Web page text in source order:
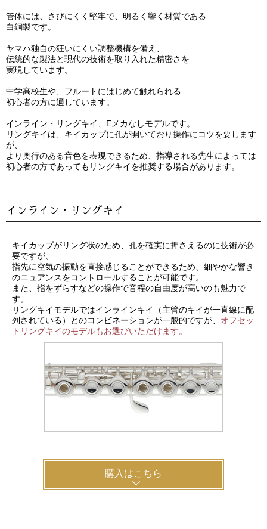
管体には、さびにくく堅牢で、明るく響く材質である
白銅製です。
ヤマハ独自の狂いにくい調整機構を備え、
伝統的な製法と現代の技術を取り入れた精密さを
実現しています。
中学高校生や、フルートにはじめて触れられる
初心者の方に適しています。
インライン・リングキイ、Eメカなしモデルです。
リングキイは、キイカップに孔が開いており操作にコツを要します
が、
より奥行のある音色を表現できるため、指導される先生によっては
初心者の方であってもリングキイを推奨する場合があります。
インライン・リングキイ
キイカップがリング状のため、孔を確実に押さえるのに技術が必
要ですが、
指先に空気の振動を直接感じることができるため、細やかな響き
のニュアンスをコントロールすることが可能です。
また、指をずらすなどの操作で音程の自由度が高いのも魅力で
す。
リングキイモデルではインラインキイ（主管のキイが一直線に配
列されている）とのコンビネーションが一般的ですが、 オフセッ
トリングキイのモデルもお選びいただけます。
購入はこちら